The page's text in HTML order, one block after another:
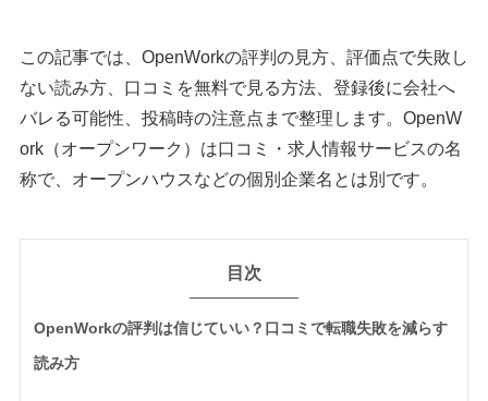
この記事では、OpenWorkの評判の見方、評価点で失敗し
ない読み方、口コミを無料で見る方法、登録後に会社へ
バレる可能性、投稿時の注意点まで整理します。OpenW
ork（オープンワーク）は口コミ・求人情報サービスの名
称で、オープンハウスなどの個別企業名とは別です。
目次
OpenWorkの評判は信じていい？口コミで転職失敗を減らす
読み方